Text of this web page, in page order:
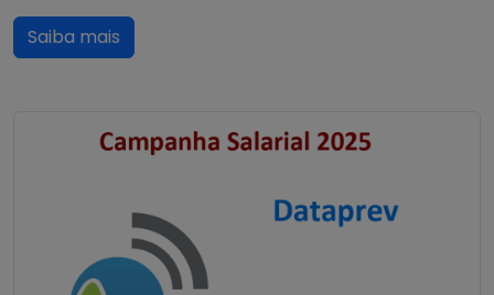
Saiba mais